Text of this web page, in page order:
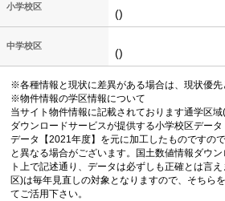
小学校区
()
中学校区
()
※各種情報と現状に差異がある場合は、現状優先
※物件情報の学区情報について
当サイト物件情報に記載されております通学区
ダウンロードサービスが提供する小学校区デー
データ【2021年度】を元に加工したものですの
と異なる場合がございます。国土数値情報ダウ
ト上で記述通り、データは必ずしも正確とは言
区)は毎年見直しの対象となりますので、そちら
てご活用下さい。